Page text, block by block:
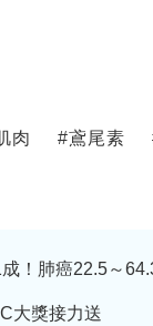
肉 #鳶尾素
！肺癌22.5～
大獎接力送